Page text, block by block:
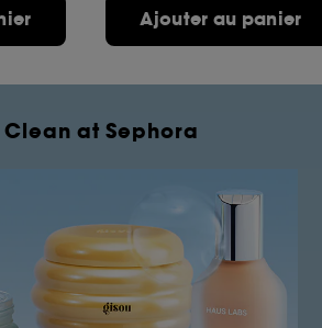
Ajouter au panier
at Sephora